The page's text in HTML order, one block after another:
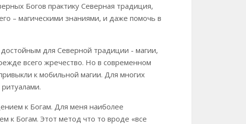
Богов практику Северная традиция,
– магическими знаниями, и даже помочь в
для Северной традиции - магии,
всего жречество. Но в современном
к мобильной магии. Для многих
к Богам. Для меня наиболее
к Богам. Этот метод что то вроде «все